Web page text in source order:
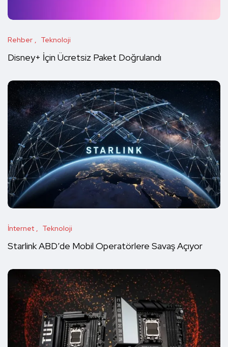
Rehber Teknoloji
Disney+ İçin Ücretsiz Paket Doğrulandı
İnternet Teknoloji
Starlink ABD’de Mobil Operatörlere Savaş Açıyor